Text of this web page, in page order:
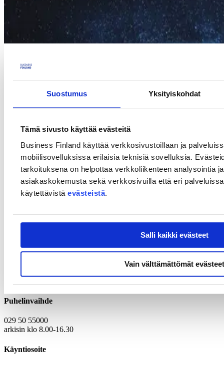
Suostumus Yksityiskohdat
Tämä sivusto käyttää evästeitä
Business Finland käyttää verkkosivustoillaan ja
mobiilisovelluksissa erilaisia teknisiä sovelluksia.
tarkoituksena on helpottaa verkkoliikenteen analysointia
asiakaskokemusta sekä verkkosivuilla että eri
käytettävistä evästeistä.
Salli kaikki evästeet
Vain välttämättömät evästeet
Team Finland -verkosto kutsuu suomalaisia yrityksiä osallistumaan
Team Finland -vierailulle Melbourneen, Australiaan 25.–27.
maaliskuuta 2025. Vierailua johtaa
Australiassa, Arto Haapea.Tulevan vierailun tarkoituksena on
asemaansa ja ymmärrystään puolustusteollisuuden saralla.
Yhteystiedot
Puhelinvaihde
029 50 55000
arkisin klo 8.00-16.30
Käyntiosoite